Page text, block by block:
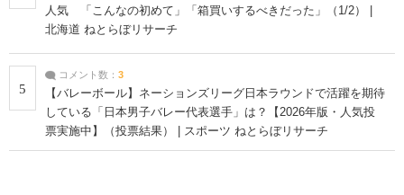
人気 「こんなの初めて」「箱買いするべきだった」（1/2） |
北海道 ねとらぼリサーチ
5
コメント数： 3
【バレーボール】ネーションズリーグ日本ラウンドで活躍を期待
している「日本男子バレー代表選手」は？【2026年版・人気投
票実施中】（投票結果） | スポーツ ねとらぼリサーチ